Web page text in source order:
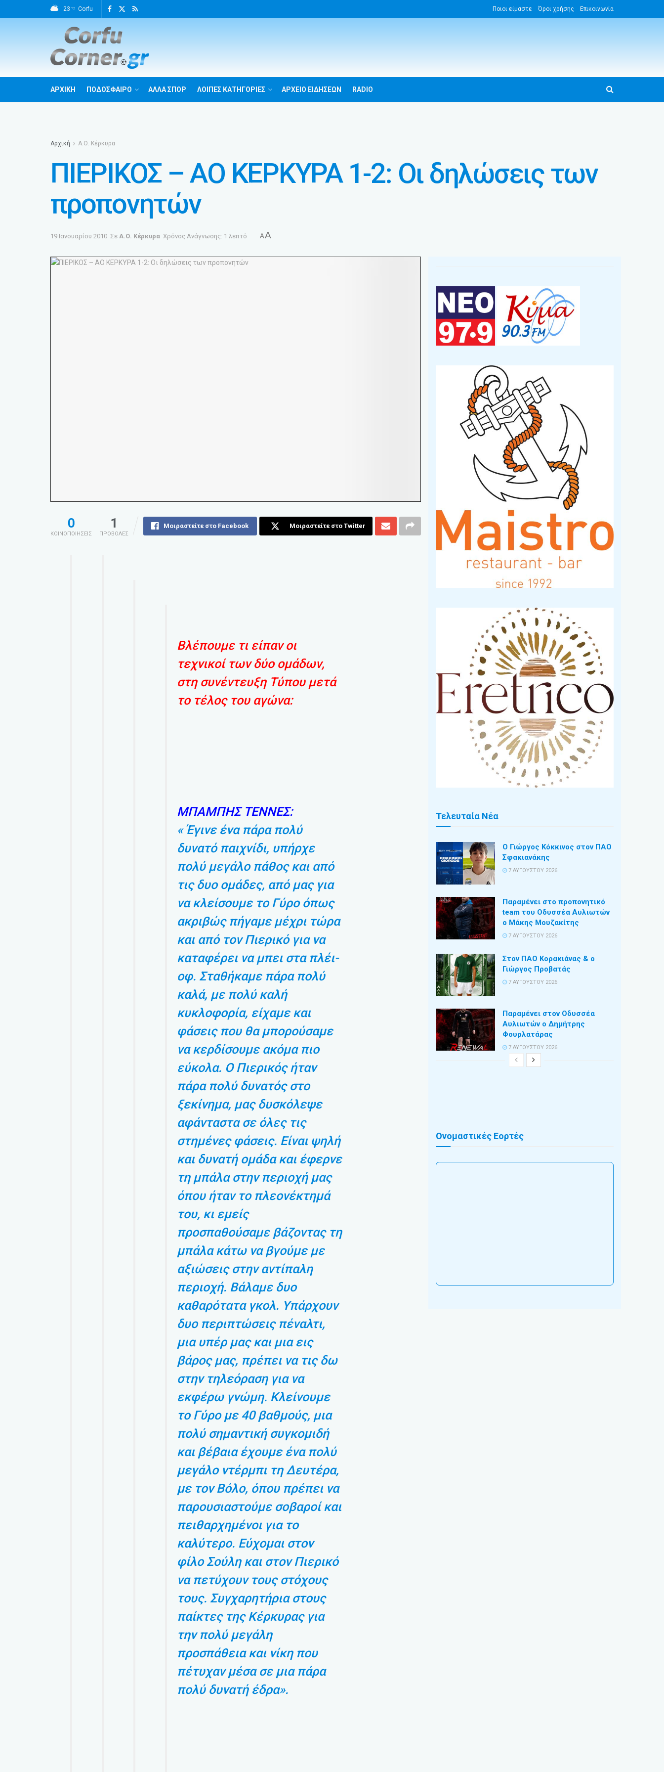
23 °C Corfu Ποιοι είμαστε Όροι χρήσης Επικοινωνία
ΑΡΧΙΚΗ ΠΟΔΟΣΦΑΙΡΟ ΑΛΛΑ ΣΠΟΡ ΛΟΙΠΕΣ ΚΑΤΗΓΟΡΙΕΣ ΑΡΧΕΙΟ ΕΙΔΗΣΕΩΝ RADIO
Αρχική Α.Ο. Κέρκυρα
ΠΙΕΡΙΚΟΣ – ΑΟ ΚΕΡΚΥΡΑ 1-2: Οι δηλώσεις των
προπονητών
19 Ιανουαρίου 2010 Σε Α.Ο. Κέρκυρα Χρόνος Ανάγνωσης: 1 λεπτό AA
0
ΚΟΙΝΟΠΟΙΗΣΕΙΣ
1
ΠΡΟΒΟΛΕΣ
Μοιραστείτε στο Facebook Μοιραστείτε στο Twitter
Βλέπουμε τι είπαν οι
τεχνικοί των δύο ομάδων,
στη συνέντευξη Τύπου μετά
το τέλος του αγώνα:
ΜΠΑΜΠΗΣ ΤΕΝΝΕΣ:
« Έγινε ένα πάρα πολύ
δυνατό παιχνίδι, υπήρχε
πολύ μεγάλο πάθος και από
τις δυο ομάδες, από μας για
να κλείσουμε το Γύρο όπως
ακριβώς πήγαμε μέχρι τώρα
και από τον Πιερικό για να
καταφέρει να μπει στα πλέι-
οφ. Σταθήκαμε πάρα πολύ
καλά, με πολύ καλή
κυκλοφορία, είχαμε και
φάσεις που θα μπορούσαμε
να κερδίσουμε ακόμα πιο
εύκολα. Ο Πιερικός ήταν
πάρα πολύ δυνατός στο
ξεκίνημα, μας δυσκόλεψε
αφάνταστα σε όλες τις
στημένες φάσεις. Είναι ψηλή
και δυνατή ομάδα και έφερνε
τη μπάλα στην περιοχή μας
όπου ήταν το πλεονέκτημά
του, κι εμείς
προσπαθούσαμε βάζοντας τη
μπάλα κάτω να βγούμε με
αξιώσεις στην αντίπαλη
περιοχή. Βάλαμε δυο
καθαρότατα γκολ. Υπάρχουν
δυο περιπτώσεις πέναλτι,
μια υπέρ μας και μια εις
βάρος μας, πρέπει να τις δω
στην τηλεόραση για να
εκφέρω γνώμη. Κλείνουμε
το Γύρο με 40 βαθμούς, μια
πολύ σημαντική συγκομιδή
και βέβαια έχουμε ένα πολύ
μεγάλο ντέρμπι τη Δευτέρα,
με τον Βόλο, όπου πρέπει να
παρουσιαστούμε σοβαροί και
πειθαρχημένοι για το
καλύτερο. Εύχομαι στον
φίλο Σούλη και στον Πιερικό
να πετύχουν τους στόχους
τους. Συγχαρητήρια στους
παίκτες της Κέρκυρας για
την πολύ μεγάλη
προσπάθεια και νίκη που
πέτυχαν μέσα σε μια πάρα
πολύ δυνατή έδρα».
Τελευταία Νέα
Ο Γιώργος Κόκκινος στον ΠΑΟ
Σφακιανάκης
7 ΑΥΓΟΎΣΤΟΥ 2026
Παραμένει στο προπονητικό
team του Οδυσσέα Αυλιωτών
ο Μάκης Μουζακίτης
7 ΑΥΓΟΎΣΤΟΥ 2026
Στον ΠΑΟ Κορακιάνας & ο
Γιώργος Προβατάς
7 ΑΥΓΟΎΣΤΟΥ 2026
Παραμένει στον Οδυσσέα
Αυλιωτών ο Δημήτρης
Φουρλατάρας
7 ΑΥΓΟΎΣΤΟΥ 2026
Ονομαστικές Εορτές